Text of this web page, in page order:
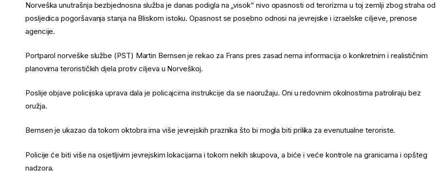
Norveška unutrašnja bezbjednosna služba je danas podigla na „visok“ nivo opasnosti od terorizma u toj zemlji zbog straha od
posljedica pogoršavanja stanja na Bliskom istoku. Opasnost se posebno odnosi na jevrejske i izraelske ciljeve, prenose
agencije.
Portparol norveške službe (PST) Martin Bernsen je rekao za Frans pres zasad nema informacija o konkretnim i realističnim
planovima terorističkih djela protiv ciljeva u Norveškoj.
Poslije objave policijska uprava dala je policajcima instrukcije da se naoružaju. Oni u redovnim okolnostima patroliraju bez
oružja.
Bernsen je ukazao da tokom oktobra ima više jevrejskih praznika što bi mogla biti prilika za evenutualne teroriste.
Policije će biti više na osjetljivim jevrejskim lokacijama i tokom nekih skupova, a biće i veće kontrole na granicama i opšteg
nadzora.